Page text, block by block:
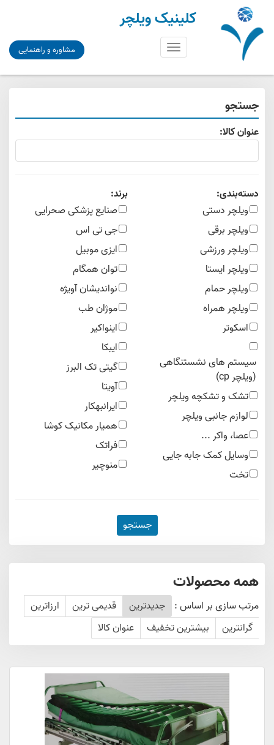
کلینیک ویلچر
Toggle
navigation
مشاوره و راهنمایی
جستجو
عنوان کالا:
دسته‌بندی:
ویلچر دستی
ویلچر برقی
ویلچر ورزشی
ویلچر ایستا
ویلچر حمام
ویلچر همراه
اسکوتر
سیستم های نشستنگاهی
(ویلچر cp)
تشک و تشکچه ویلچر
لوازم جانبی ویلچر
عصا، واکر ...
وسایل کمک جابه جایی
تخت
برند:
صنایع پزشکی صحرایی
جی تی اس
ایزی موبیل
توان همگام
نواندیشان آویژه
موژان طب
اینواکیر
ایبکا
گیتی تک البرز
آویتا
ایرانبهکار
همیار مکانیک کوشا
فراتک
منوچیر
همه محصولات
مرتب سازی بر اساس : جدیدترین قدیمی ترین
ارزاترین
گرانترین
بیشترین تخفیف عنوان کالا